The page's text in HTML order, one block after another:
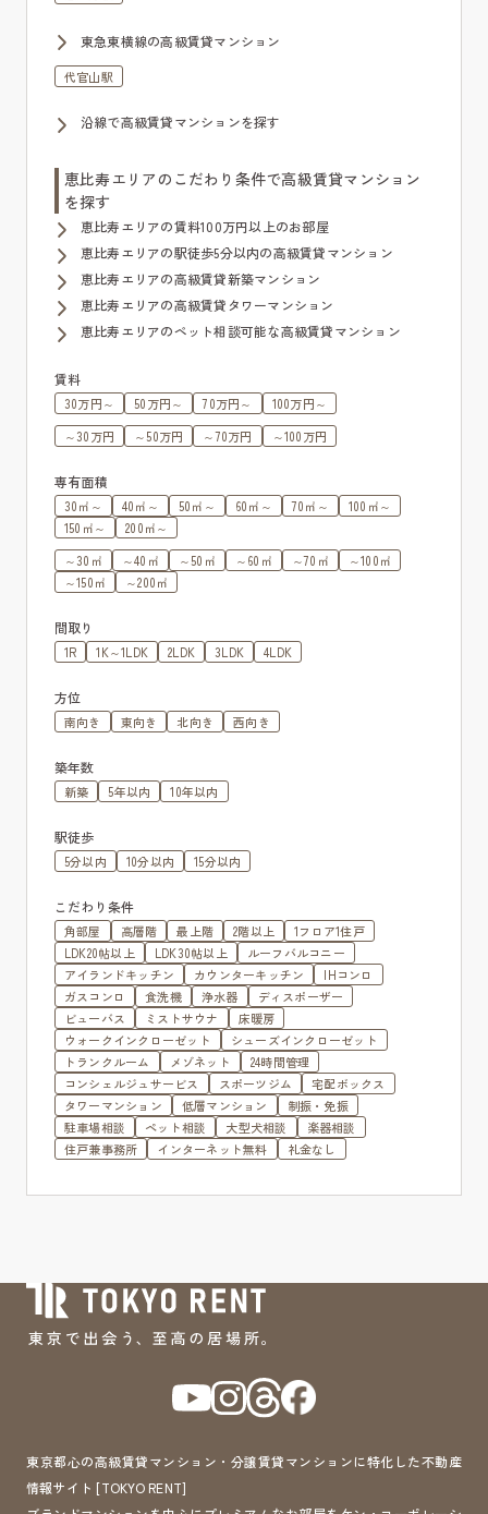
東急東横線の高級賃貸マンション
代官山駅
沿線で高級賃貸マンションを探す
恵比寿エリアのこだわり条件で高級賃貸マンション
を探す
恵比寿エリアの賃料100万円以上のお部屋
恵比寿エリアの駅徒歩5分以内の高級賃貸マンション
恵比寿エリアの高級賃貸新築マンション
恵比寿エリアの高級賃貸タワーマンション
恵比寿エリアのペット相談可能な高級賃貸マンション
賃料
30万円～ 50万円～ 70万円～
100万円～
～30万円
～50万円 ～70万円 ～100万円
専有面積
30㎡～ 40㎡～ 50㎡～ 60㎡～ 70㎡～
100㎡～
150㎡～
200㎡～
～30㎡
～40㎡ ～50㎡ ～60㎡ ～70㎡
～100㎡
～150㎡
～200㎡
間取り
1R 1K～1LDK 2LDK 3LDK 4LDK
方位
南向き 東向き 北向き 西向き
築年数
新築 5年以内 10年以内
駅徒歩
5分以内 10分以内 15分以内
こだわり条件
角部屋 高層階 最上階 2階以上
1フロア1住戸
LDK20帖以上
LDK30帖以上
ルーフバルコニー
アイランドキッチン
カウンターキッチン
IHコンロ
ガスコンロ
食洗機 浄水器
ディスポーザー
ビューバス
ミストサウナ
床暖房
ウォークインクローゼット
シューズインクローゼット
トランクルーム
メゾネット
24時間管理
コンシェルジュサービス
スポーツジム
宅配ボックス
タワーマンション
低層マンション
制振・免振
駐車場相談
ペット相談 大型犬相談
楽器相談
住戸兼事務所
インターネット無料 礼金なし
東京都心の高級賃貸マンション・分譲賃貸マンションに特化した不動産
情報サイト [TOKYO RENT]